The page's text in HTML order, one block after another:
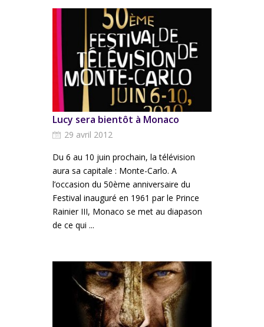
Lucy sera bientôt à Monaco
29 avril 2012
Du 6 au 10 juin prochain, la télévision
aura sa capitale : Monte-Carlo. A
l’occasion du 50ème anniversaire du
Festival inauguré en 1961 par le Prince
Rainier III, Monaco se met au diapason
de ce qui ...